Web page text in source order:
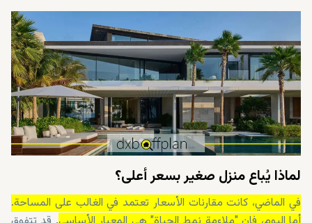
لماذا يُباع منزل صغير بسعر أعلى؟
في الماضي، كانت مقارنات الأسعار تعتمد في الغالب على المساحة.